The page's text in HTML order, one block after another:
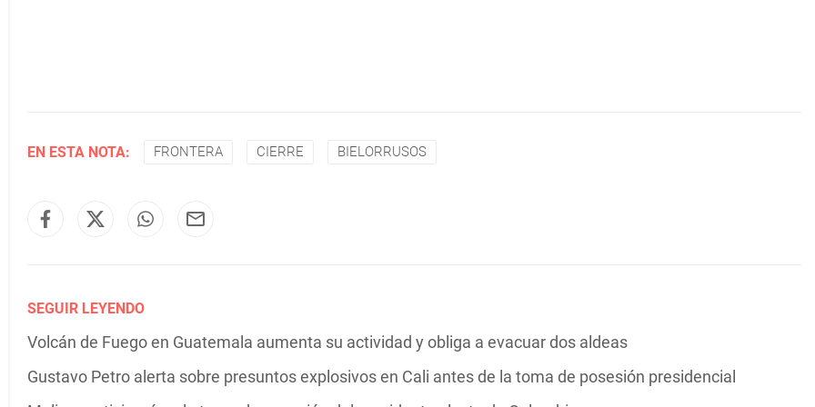
EN ESTA NOTA: FRONTERA CIERRE BIELORRUSOS
SEGUIR LEYENDO
Volcán de Fuego en Guatemala aumenta su actividad y obliga a evacuar dos aldeas
Gustavo Petro alerta sobre presuntos explosivos en Cali antes de la toma de posesión presidencial